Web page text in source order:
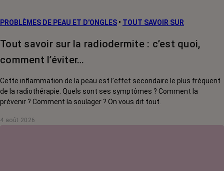
PROBLÈMES DE PEAU ET D'ONGLES • TOUT SAVOIR SUR
Tout savoir sur la radiodermite : c’est quoi,
comment l’éviter…
Cette inflammation de la peau est l’effet secondaire le plus fréquent
de la radiothérapie. Quels sont ses symptômes ? Comment la
prévenir ? Comment la soulager ? On vous dit tout.
4 août 2026